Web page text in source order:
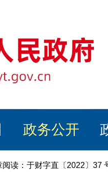
政务公开
阅读：于财字直〔2022〕37